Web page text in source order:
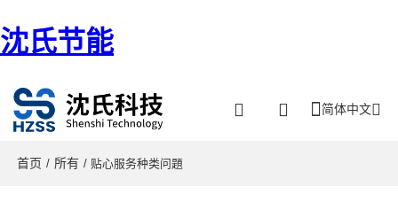
沈氏节能
简体中文
首页 / 所有 / 贴心服务种类问題